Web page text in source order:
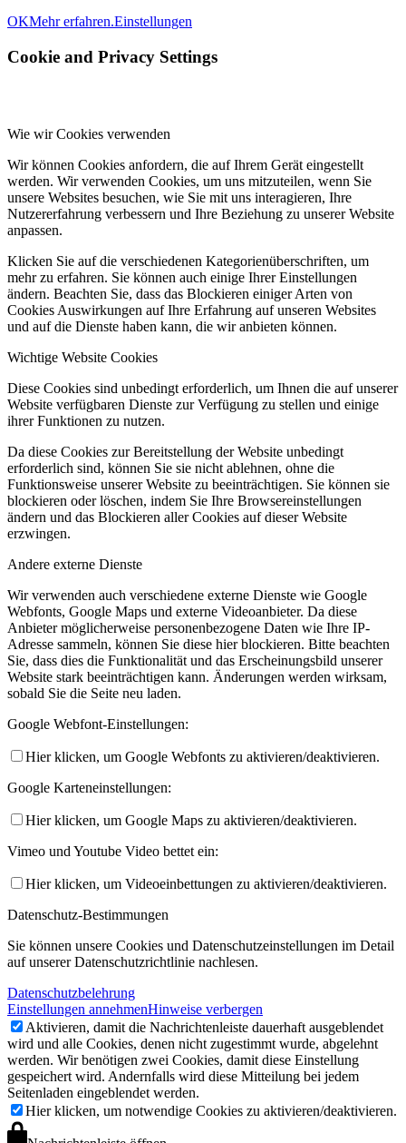
OKMehr erfahren.Einstellungen
Cookie and Privacy Settings
Wie wir Cookies verwenden
Wir können Cookies anfordern, die auf Ihrem Gerät eingestellt
werden. Wir verwenden Cookies, um uns mitzuteilen, wenn Sie
unsere Websites besuchen, wie Sie mit uns interagieren, Ihre
Nutzererfahrung verbessern und Ihre Beziehung zu unserer Website
anpassen.
Klicken Sie auf die verschiedenen Kategorienüberschriften, um
mehr zu erfahren. Sie können auch einige Ihrer Einstellungen
ändern. Beachten Sie, dass das Blockieren einiger Arten von
Cookies Auswirkungen auf Ihre Erfahrung auf unseren Websites
und auf die Dienste haben kann, die wir anbieten können.
Wichtige Website Cookies
Diese Cookies sind unbedingt erforderlich, um Ihnen die auf unserer
Website verfügbaren Dienste zur Verfügung zu stellen und einige
ihrer Funktionen zu nutzen.
Da diese Cookies zur Bereitstellung der Website unbedingt
erforderlich sind, können Sie sie nicht ablehnen, ohne die
Funktionsweise unserer Website zu beeinträchtigen. Sie können sie
blockieren oder löschen, indem Sie Ihre Browsereinstellungen
ändern und das Blockieren aller Cookies auf dieser Website
erzwingen.
Andere externe Dienste
Wir verwenden auch verschiedene externe Dienste wie Google
Webfonts, Google Maps und externe Videoanbieter. Da diese
Anbieter möglicherweise personenbezogene Daten wie Ihre IP-
Adresse sammeln, können Sie diese hier blockieren. Bitte beachten
Sie, dass dies die Funktionalität und das Erscheinungsbild unserer
Website stark beeinträchtigen kann. Änderungen werden wirksam,
sobald Sie die Seite neu laden.
Google Webfont-Einstellungen:
Hier klicken, um Google Webfonts zu aktivieren/deaktivieren.
Google Karteneinstellungen:
Hier klicken, um Google Maps zu aktivieren/deaktivieren.
Vimeo und Youtube Video bettet ein:
Hier klicken, um Videoeinbettungen zu aktivieren/deaktivieren.
Datenschutz-Bestimmungen
Sie können unsere Cookies und Datenschutzeinstellungen im Detail
auf unserer Datenschutzrichtlinie nachlesen.
Datenschutzbelehrung
Einstellungen annehmenHinweise verbergen
Aktivieren, damit die Nachrichtenleiste dauerhaft ausgeblendet
wird und alle Cookies, denen nicht zugestimmt wurde, abgelehnt
werden. Wir benötigen zwei Cookies, damit diese Einstellung
gespeichert wird. Andernfalls wird diese Mitteilung bei jedem
Seitenladen eingeblendet werden.
Hier klicken, um notwendige Cookies zu aktivieren/deaktivieren.